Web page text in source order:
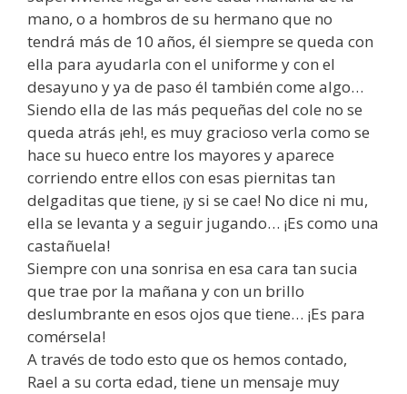
mano, o a hombros de su hermano que no
tendrá más de 10 años, él siempre se queda con
ella para ayudarla con el uniforme y con el
desayuno y ya de paso él también come algo…
Siendo ella de las más pequeñas del cole no se
queda atrás ¡eh!, es muy gracioso verla como se
hace su hueco entre los mayores y aparece
corriendo entre ellos con esas piernitas tan
delgaditas que tiene, ¡y si se cae! No dice ni mu,
ella se levanta y a seguir jugando… ¡Es como una
castañuela!
Siempre con una sonrisa en esa cara tan sucia
que trae por la mañana y con un brillo
deslumbrante en esos ojos que tiene… ¡Es para
comérsela!
A través de todo esto que os hemos contado,
Rael a su corta edad, tiene un mensaje muy